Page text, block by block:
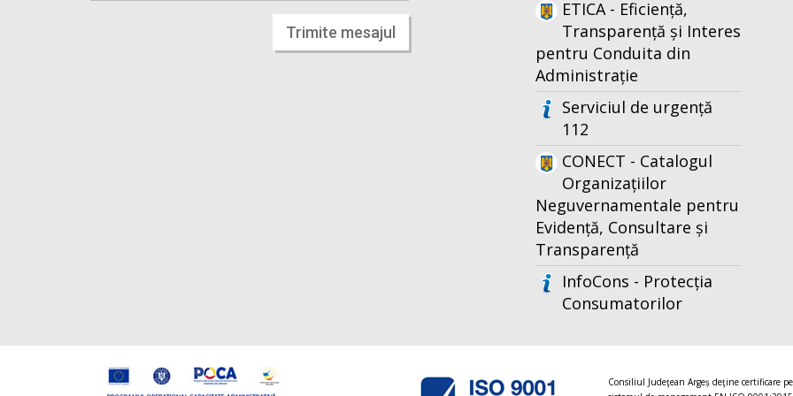
Trimite mesajul
ETICA - Eficiență,
Transparență și Interes
pentru Conduita din
Administrație
Serviciul de urgență
112
CONECT - Catalogul
Organizațiilor
Neguvernamentale pentru
Evidență, Consultare și
Transparență
InfoCons - Protecția
Consumatorilor
Consiliul Judeţean Argeș deţine certificare